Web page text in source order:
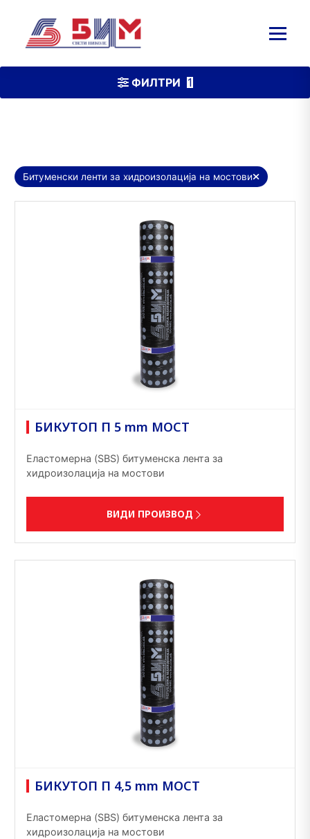
ФИЛТРИ 1
Битуменски ленти за хидроизолација на мостови
БИКУТОП П 5 mm МОСТ
Еластомерна (SBS) битуменска лента за
хидроизолација на мостови
ВИДИ ПРОИЗВОД
БИКУТОП П 4,5 mm МОСТ
Еластомерна (SBS) битуменска лента за
хидроизолација на мостови